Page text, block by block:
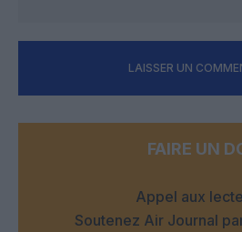
LAISSER UN
FAIRE UN
Appel aux
Soutenez Air Journal